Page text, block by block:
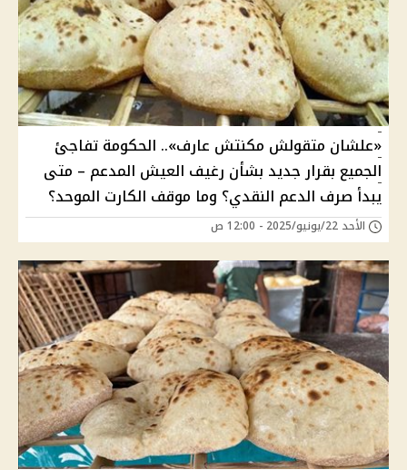
«علشان متقولش مكنتش عارف».. الحكومة تفاجئ
الجميع بقرار جديد بشأن رغيف العيش المدعم – متى
يبدأ صرف الدعم النقدي؟ وما موقف الكارت الموحد؟
الأحد 22/يونيو/2025 - 12:00 ص